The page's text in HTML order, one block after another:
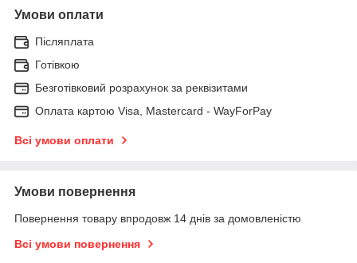
Умови оплати
Післяплата
Готівкою
Безготівковий розрахунок за реквізитами
Оплата картою Visa, Mastercard - WayForPay
Всі умови оплати
Умови повернення
Повернення товару впродовж 14 днів за домовленістю
Всі умови повернення